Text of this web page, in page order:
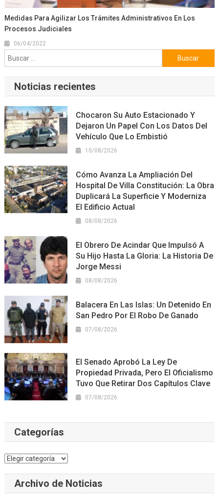
Medidas Para Agilizar Los Trámites Administrativos En Los
Procesos Judiciales
06/04/2022
Buscar:
Noticias recientes
Chocaron Su Auto Estacionado Y
Dejaron Un Papel Con Los Datos Del
Vehículo Que Lo Embistió
10/08/2026
Cómo Avanza La Ampliación Del
Hospital De Villa Constitución: La Obra
Duplicará La Superficie Y Moderniza
El Edificio Actual
08/08/2026
El Obrero De Acindar Que Impulsó A
Su Hijo Hasta La Gloria: La Historia De
Jorge Messi
08/08/2026
Balacera En Las Islas: Un Detenido En
San Pedro Por El Robo De Ganado
07/08/2026
El Senado Aprobó La Ley De
Propiedad Privada, Pero El Oficialismo
Tuvo Que Retirar Dos Capítulos Clave
07/08/2026
Categorías
Categorías
Archivo de Noticias